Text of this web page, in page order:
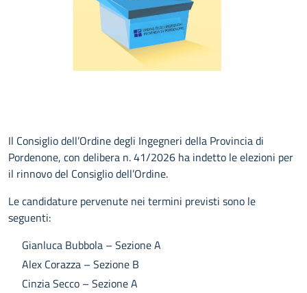
Il Consiglio dell’Ordine degli Ingegneri della Provincia di
Pordenone, con delibera n. 41/2026 ha indetto le elezioni per
il rinnovo del Consiglio dell’Ordine.
Le candidature pervenute nei termini previsti sono le
seguenti:
Gianluca Bubbola – Sezione A
Alex Corazza – Sezione B
Cinzia Secco – Sezione A